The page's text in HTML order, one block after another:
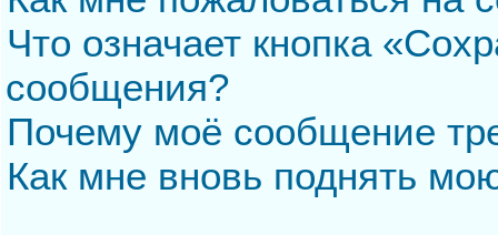
Что означает кнопка
сообщения?
Почему моё сообщение
Как мне вновь поднять